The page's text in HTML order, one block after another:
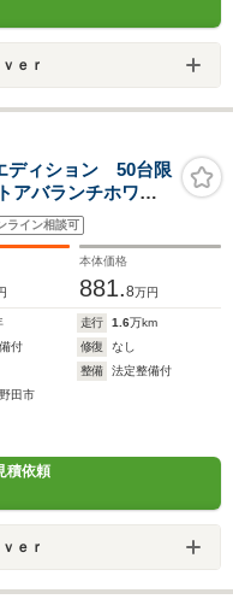
ｅｒ
ディション 50台限
アバランチホワイ
レザーシート 純
TV JBLサウンド
ライン相談可
本体価格
881.8万円
走行 1.6万km
付 修復
なし
整備
法定整備付
田市
積依頼
ｅｒ